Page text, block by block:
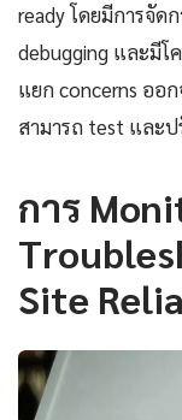
ready โดยมีการจัด
debugging และมีโ
แยก concerns ออ
สามารถ test และป
การ
Site